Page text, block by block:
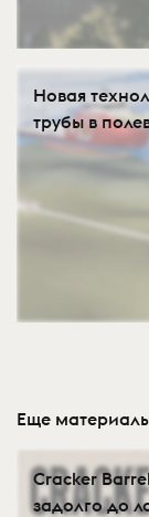
Новая
трубы в
Еще
Cracker
задолго до